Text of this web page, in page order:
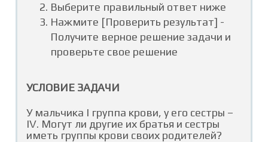
Выберите правильный ответ ниже
Нажмите [Проверить результат] -
Получите верное решение задачи и
проверьте свое решение
УСЛОВИЕ ЗАДАЧИ
У мальчика I группа крови, у его сестры –
IV. Могут ли другие их братья и сестры
иметь группы крови своих родителей?